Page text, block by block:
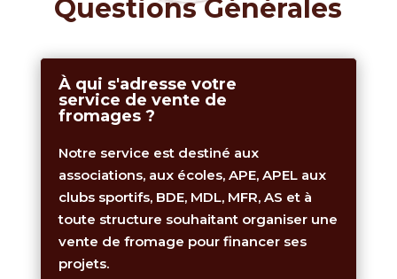
Questions Générales
À qui s'adresse votre
service de vente de
fromages ?
Notre service est destiné aux
associations, aux écoles, APE, APEL aux
clubs sportifs, BDE, MDL, MFR, AS et à
toute structure souhaitant organiser une
vente de fromage pour financer ses
projets.